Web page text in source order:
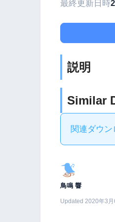
最終更新日時
説明
Similar
関連ダウ
鳥鳴 響
Updated 2020年3月